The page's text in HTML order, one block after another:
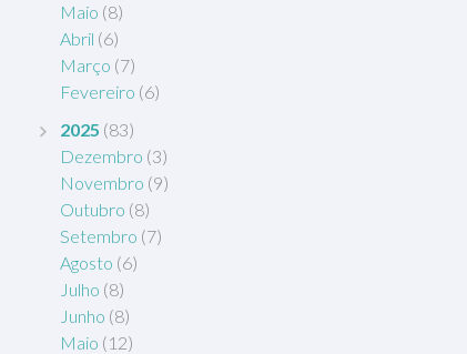
Maio (8)
Abril (6)
Março (7)
Fevereiro (6)
2025 (83)
Dezembro (3)
Novembro (9)
Outubro (8)
Setembro (7)
Agosto (6)
Julho (8)
Junho (8)
Maio (12)